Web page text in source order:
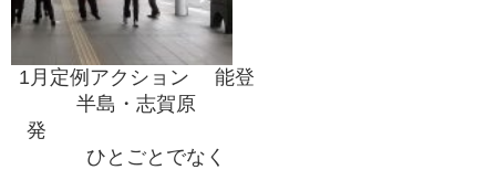
1月定例アクション 能登
半島・志賀原
発
ひとごとでなく